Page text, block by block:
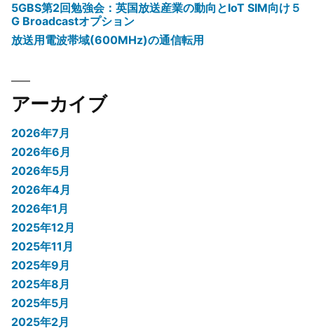
5GBS第2回勉強会：英国放送産業の動向とIoT SIM向け５
G Broadcastオプション
放送用電波帯域(600MHz)の通信転用
アーカイブ
2026年7月
2026年6月
2026年5月
2026年4月
2026年1月
2025年12月
2025年11月
2025年9月
2025年8月
2025年5月
2025年2月